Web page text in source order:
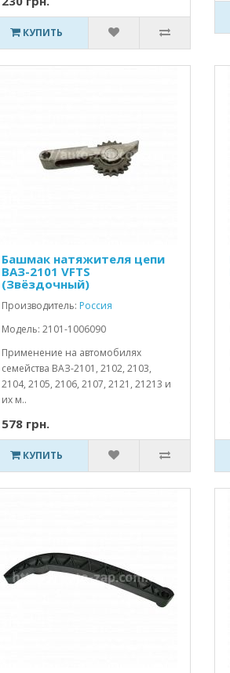
КУПИТЬ
Башмак натяжителя цепи
ВАЗ-2101 VFTS
(Звёздочный)
Производитель: Россия
Модель: 2101-1006090
Применение на автомобилях
семейства ВАЗ-2101, 2102, 2103,
2104, 2105, 2106, 2107, 2121, 21213 и
их м..
578 грн.
КУПИТЬ